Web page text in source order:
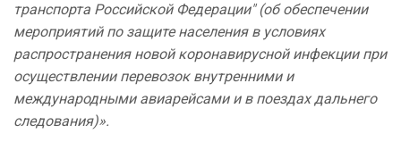
транспорта Российской Федерации" (об обеспечении
мероприятий по защите населения в условиях
распространения новой коронавирусной инфекции при
осуществлении перевозок внутренними и
международными авиарейсами и в поездах дальнего
следования)».